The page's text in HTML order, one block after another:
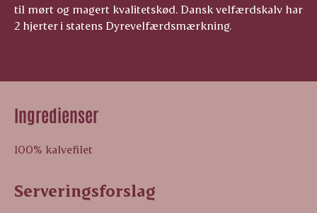
til mørt og magert kvalitetskød. Dansk velfærdskalv har
2 hjerter i statens Dyrevelfærdsmærkning.
Ingredienser
100% kalvefilet
Serveringsforslag